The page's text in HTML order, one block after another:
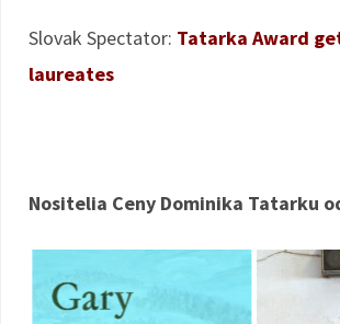
Slovak Spectator: Tatarka Award
laureates
Nositelia Ceny Dominika Tatarku